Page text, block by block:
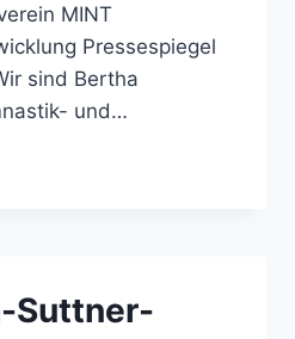
MINT
Pressespiegel
sind Bertha
und…
Suttner-